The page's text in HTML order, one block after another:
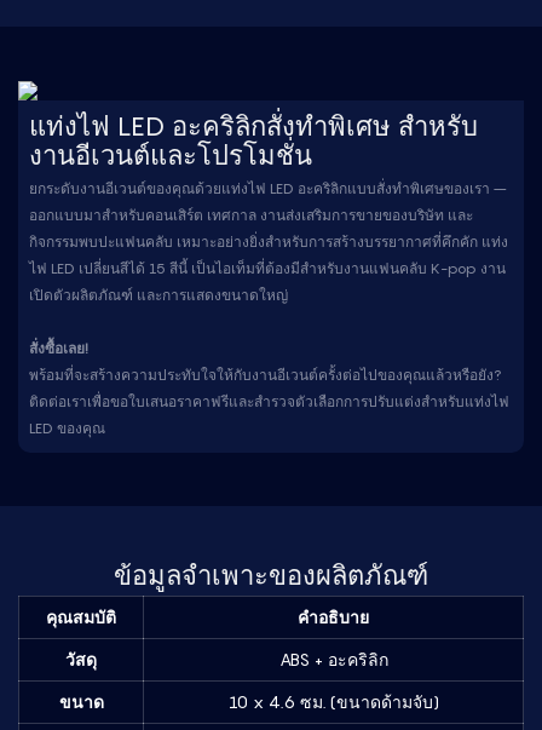
แท่งไฟ LED อะคริลิกสั่งทำพิเศษ สำหรับ
งานอีเวนต์และโปรโมชั่น
ยกระดับงานอีเวนต์ของคุณด้วยแท่งไฟ LED อะคริลิกแบบสั่งทำพิเศษของเรา –
ออกแบบมาสำหรับคอนเสิร์ต เทศกาล งานส่งเสริมการขายของบริษัท และ
กิจกรรมพบปะแฟนคลับ เหมาะอย่างยิ่งสำหรับการสร้างบรรยากาศที่คึกคัก แท่ง
ไฟ LED เปลี่ยนสีได้ 15 สีนี้ เป็นไอเท็มที่ต้องมีสำหรับงานแฟนคลับ K-pop งาน
เปิดตัวผลิตภัณฑ์ และการแสดงขนาดใหญ่
สั่งซื้อเลย!
พร้อมที่จะสร้างความประทับใจให้กับงานอีเวนต์ครั้งต่อไปของคุณแล้วหรือยัง?
ติดต่อเราเพื่อขอใบเสนอราคาฟรีและสำรวจตัวเลือกการปรับแต่งสำหรับแท่งไฟ
LED ของคุณ
ข้อมูลจำเพาะของผลิตภัณฑ์
คุณสมบัติ คำอธิบาย
วัสดุ ABS + อะคริลิก
ขนาด 10 x 4.6 ซม. (ขนาดด้ามจับ)